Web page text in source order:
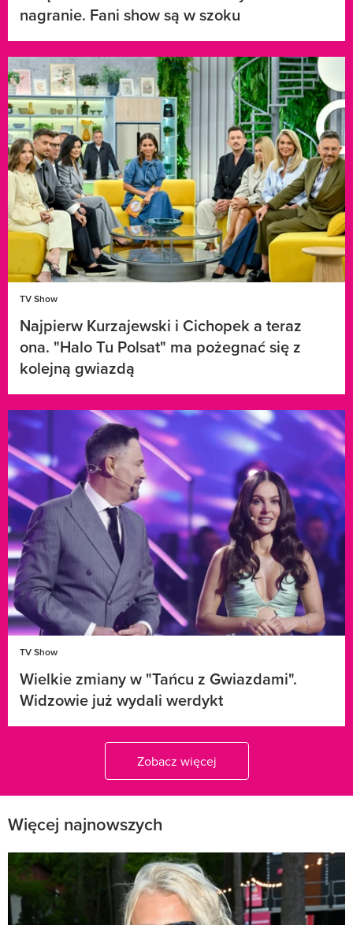
nagranie. Fani show są w szoku
TV Show
Najpierw Kurzajewski i Cichopek a teraz
ona. "Halo Tu Polsat" ma pożegnać się z
kolejną gwiazdą
TV Show
Wielkie zmiany w "Tańcu z Gwiazdami".
Widzowie już wydali werdykt
Zobacz więcej
Więcej najnowszych